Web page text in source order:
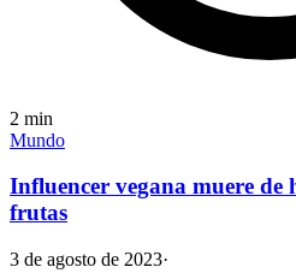
2 min
Mundo
Influencer vegana muere de
frutas
3 de agosto de 2023·